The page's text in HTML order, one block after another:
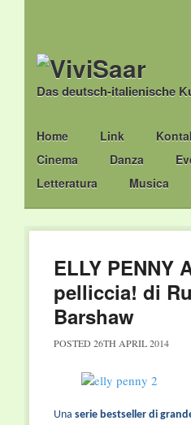
Das deutsch-italienische
Main menu
Skip
to
content
Home Link
Cinema
Danza
Letteratura
Musica
ELLY PENNY
pelliccia! di
Barshaw
POSTED 26TH APRIL 2014
Una serie bestseller di